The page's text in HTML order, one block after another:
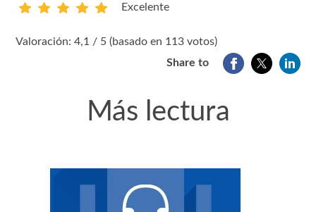
Excelente
Valoración: 4,1 / 5 (basado en 113 votos)
Share to
Más lectura